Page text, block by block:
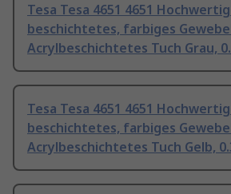
Tesa Tesa 4651 4651
beschichtetes, farbiges
Acrylbeschichtetes Tuch Grau,
Tesa Tesa 4651 4651
beschichtetes, farbiges
Acrylbeschichtetes Tuch Gelb,